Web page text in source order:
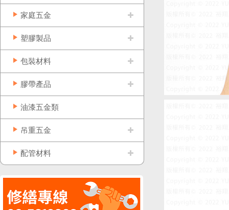
家庭五金
塑膠製品
包裝材料
膠帶產品
油漆五金類
吊重五金
配管材料